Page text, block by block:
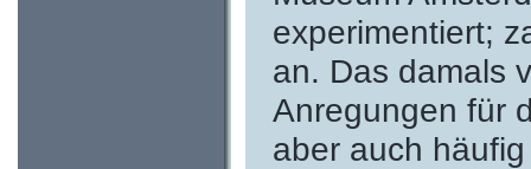
experimentiert;
an. Das damals
Anregungen für
aber auch